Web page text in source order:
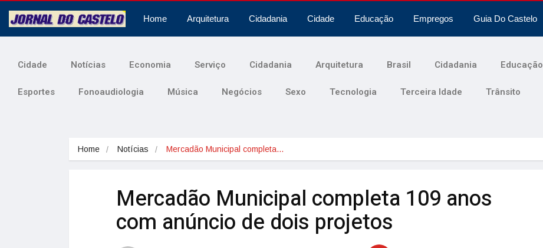
Home Arquitetura Cidadania Cidade Educação Empregos Guia Do Castelo
Cidade Notícias Economia Serviço Cidadania Arquitetura Brasil Cidadania Educação
Esportes Fonoaudiologia Música Negócios Sexo Tecnologia Terceira Idade Trânsito
Home Notícias Mercadão Municipal completa…
Mercadão Municipal completa 109 anos
com anúncio de dois projetos